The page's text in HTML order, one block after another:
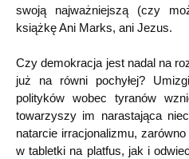
swoją najważniejszą (czy
książkę Ani Marks, ani Jezus.
Czy demokracja jest nadal na
już na równi pochyłej?
polityków wobec tyranów
towarzyszy im narastająca
natarcie irracjonalizmu,
w tabletki na platfus, jak i